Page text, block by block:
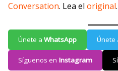
Conversation. Lea el original.
Únete a WhatsApp Únete
Síguenos en Instagram